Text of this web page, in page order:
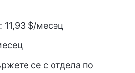
11,93 $/месец
се с отдела по